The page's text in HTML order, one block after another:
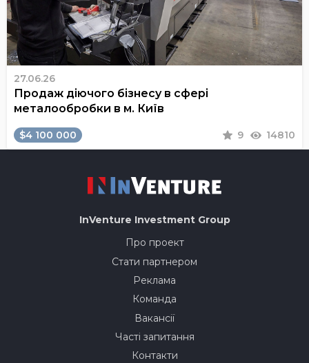
27.06.26
Продаж діючого бізнесу в сфері
металообробки в м. Київ
$4 100 000 9 14810
InVenture Investment Group
Про проект
Стати партнером
Реклама
Команда
Вакансії
Часті запитання
Контакти